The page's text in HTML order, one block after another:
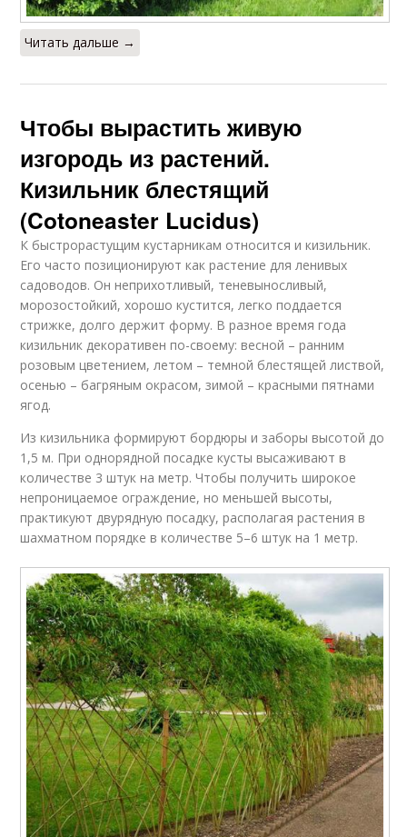
Читать дальше →
Чтобы вырастить живую
изгородь из растений.
Кизильник блестящий
(Cotoneaster Lucidus)
К быстрорастущим кустарникам относится и кизильник.
Его часто позиционируют как растение для ленивых
садоводов. Он неприхотливый, теневыносливый,
морозостойкий, хорошо кустится, легко поддается
стрижке, долго держит форму. В разное время года
кизильник декоративен по-своему: весной – ранним
розовым цветением, летом – темной блестящей листвой,
осенью – багряным окрасом, зимой – красными пятнами
ягод.
Из кизильника формируют бордюры и заборы высотой до
1,5 м. При однорядной посадке кусты высаживают в
количестве 3 штук на метр. Чтобы получить широкое
непроницаемое ограждение, но меньшей высоты,
практикуют двурядную посадку, располагая растения в
шахматном порядке в количестве 5–6 штук на 1 метр.